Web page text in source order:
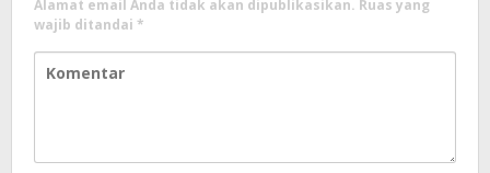
Alamat email Anda tidak akan dipublikasikan. Ruas yang
wajib ditandai *